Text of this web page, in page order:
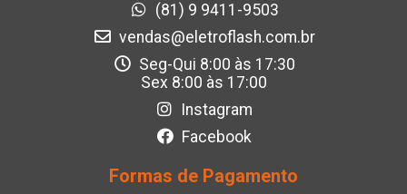
(81) 9 9411-9503
vendas@eletroflash.com.br
Seg-Qui 8:00 às 17:30
Sex 8:00 às 17:00
Instagram
Facebook
Formas de Pagamento